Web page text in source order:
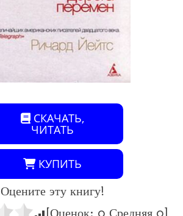
СКАЧАТЬ,
ЧИТАТЬ
КУПИТЬ
Оцените эту книгу!